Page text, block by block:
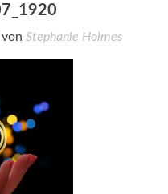
von Stephanie Holmes